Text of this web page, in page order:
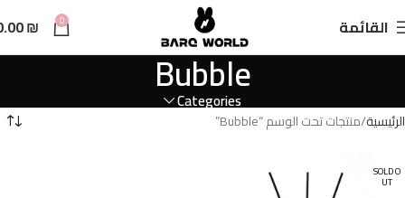
القائمة 0
₪
Bubble
Categories
الرئيسية منتجات تحت الوسم “Bubble”
SOLD O
UT